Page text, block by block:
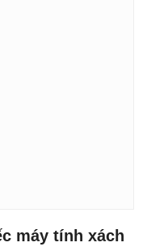
máy tính xách